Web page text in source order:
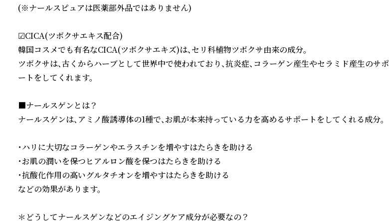
(※ナールスピュアは医薬部外品ではありません)
☑CICA(ツボクサエキス配合)
韓国コスメでも有名なCICA(ツボクサエキズ)は、セリ科植物ツボクサ由来の成分。
ツボクサは、古くからハーブとして世界中で使われており、抗炎症、コラーゲン産生やセラミド産生のサポ
ートをしてくれます。
■ナールスゲンとは？
ナールスゲンは、アミノ酸誘導体の1種で、お肌が本来持っている力を高めるサポートをしてくれる成分。
・ハリに大切なコラーゲンやエラスチンを増やすはたらきを助ける
・お肌の潤いを保つヒアルロン酸を保つはたらきを助ける
・抗酸化作用の高いグルタチオンを増やすはたらきを助ける
などの効果があります。
＊どうしてナールスゲンなどのエイジングケア成分が必要なの？